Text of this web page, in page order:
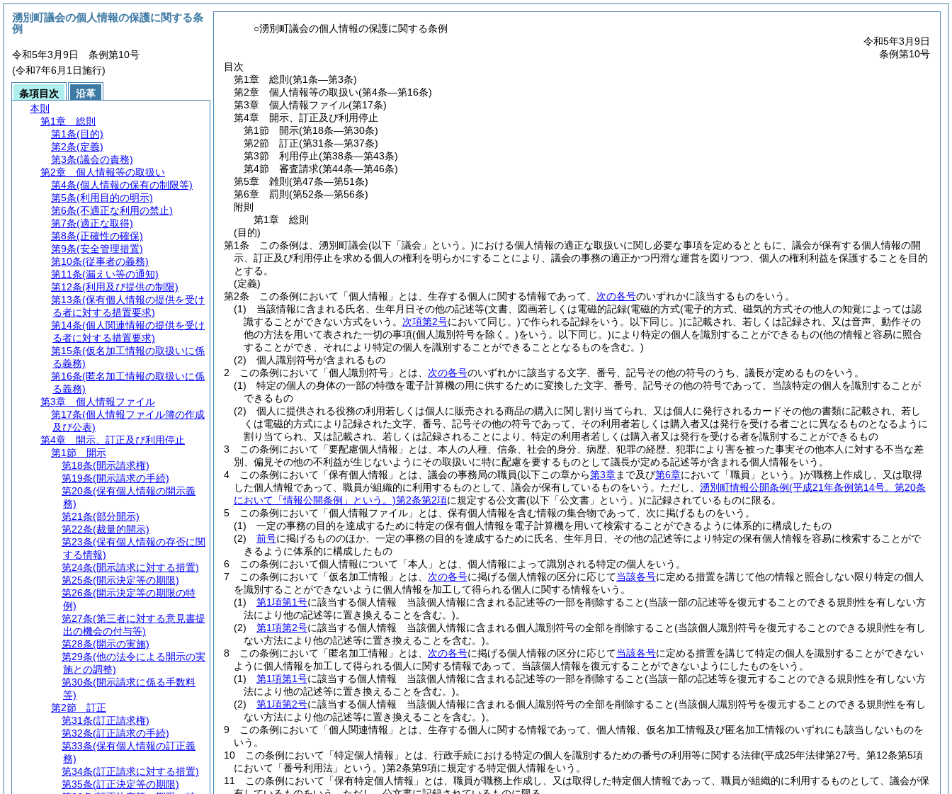
○湧別町議会の個人情報の保護に関する条例
令和5年3月9日
条例第10号
目次
第1章
総則 (第1条―第3条)
第2章
個人情報等の取扱い(第4条―第16条)
第3章
個人情報ファイル(第17条)
第4章
開示、訂正及び利用停止
第1節
開示(第18条―第30条)
第2節
訂正(第31条―第37条)
第3節
利用停止(第38条―第43条)
第4節
審査請求(第44条―第46条)
第5章
雑則 (第47条―第51条)
第6章
罰則 (第52条―第56条)
附則
第1章
総則
(目的)
第1条
この条例は、湧別町議会(以下「議会」という。)における個人情報の適正な取扱いに関し必要な事項を定めるとともに、議会が保有する個人情報の開
示、訂正及び利用停止を求める個人の権利を明らかにすることにより、議会の事務の適正かつ円滑な運営を図りつつ、個人の権利利益を保護することを目的
とする。
(定義)
第2条
この条例において「個人情報」とは、生存する個人に関する情報であって、 次の各号のいずれかに該当するものをいう。
(1)
当該情報に含まれる氏名、生年月日その他の記述等(文書、図画若しくは電磁的記録(電磁的方式(電子的方式、磁気的方式その他人の知覚によっては認
識することができない方式をいう。 次項第2号において同じ。)で作られる記録をいう。以下同じ。)に記載され、若しくは記録され、又は音声、動作その
他の方法を用いて表された一切の事項(個人識別符号を除く。)をいう。以下同じ。)により特定の個人を識別することができるもの(他の情報と容易に照合
することができ、それにより特定の個人を識別することができることとなるものを含む。)
(2)
個人識別符号が含まれるもの
2
この条例において「個人識別符号」とは、 次の各号のいずれかに該当する文字、番号、記号その他の符号のうち、議長が定めるものをいう。
(1)
特定の個人の身体の一部の特徴を電子計算機の用に供するために変換した文字、番号、記号その他の符号であって、当該特定の個人を識別することが
できるもの
(2)
個人に提供される役務の利用若しくは個人に販売される商品の購入に関し割り当てられ、又は個人に発行されるカードその他の書類に記載され、若し
くは電磁的方式により記録された文字、番号、記号その他の符号であって、その利用者若しくは購入者又は発行を受ける者ごとに異なるものとなるように
割り当てられ、又は記載され、若しくは記録されることにより、特定の利用者若しくは購入者又は発行を受ける者を識別することができるもの
3
この条例において「要配慮個人情報」とは、本人の人種、信条、社会的身分、病歴、犯罪の経歴、犯罪により害を被った事実その他本人に対する不当な差
別、偏見その他の不利益が生じないようにその取扱いに特に配慮を要するものとして議長が定める記述等が含まれる個人情報をいう。
4
この条例において「保有個人情報」とは、議会の事務局の職員(以下この章から第3章まで及び第6章において「職員」という。)が職務上作成し、又は取得
した個人情報であって、職員が組織的に利用するものとして、議会が保有しているものをいう。 ただし、 湧別町情報公開条例(平成21年条例第14号。第20条
において「情報公開条例」という。)第2条第2項に規定する公文書(以下「公文書」という。)に記録されているものに限る。
5
この条例において「個人情報ファイル」とは、保有個人情報を含む情報の集合物であって、次に掲げるものをいう。
(1)
一定の事務の目的を達成するために特定の保有個人情報を電子計算機を用いて検索することができるように体系的に構成したもの
(2)
前号に掲げるもののほか、一定の事務の目的を達成するために氏名、生年月日、その他の記述等により特定の保有個人情報を容易に検索することがで
きるように体系的に構成したもの
6
この条例において個人情報について「本人」とは、個人情報によって識別される特定の個人をいう。
7
この条例において「仮名加工情報」とは、 次の各号に掲げる個人情報の区分に応じて当該各号に定める措置を講じて他の情報と照合しない限り特定の個人
を識別することができないように個人情報を加工して得られる個人に関する情報をいう。
(1)
第1項第1号に該当する個人情報 当該個人情報に含まれる記述等の一部を削除すること(当該一部の記述等を復元することのできる規則性を有しない方
法により他の記述等に置き換えることを含む。)。
(2)
第1項第2号に該当する個人情報 当該個人情報に含まれる個人識別符号の全部を削除すること(当該個人識別符号を復元することのできる規則性を有し
ない方法により他の記述等に置き換えることを含む。)。
8
この条例において「匿名加工情報」とは、 次の各号に掲げる個人情報の区分に応じて当該各号に定める措置を講じて特定の個人を識別することができない
ように個人情報を加工して得られる個人に関する情報であって、当該個人情報を復元することができないようにしたものをいう。
(1)
第1項第1号に該当する個人情報 当該個人情報に含まれる記述等の一部を削除すること(当該一部の記述等を復元することのできる規則性を有しない方
法により他の記述等に置き換えることを含む。)。
(2)
第1項第2号に該当する個人情報 当該個人情報に含まれる個人識別符号の全部を削除すること(当該個人識別符号を復元することのできる規則性を有し
ない方法により他の記述等に置き換えることを含む。)。
9
この条例において「個人関連情報」とは、生存する個人に関する情報であって、個人情報、仮名加工情報及び匿名加工情報のいずれにも該当しないものを
いう。
10
この条例において「特定個人情報」とは、行政手続における特定の個人を識別するための番号の利用等に関する法律(平成25年法律第27号。第12条第5項
において「番号利用法」という。)第2条第9項に規定する特定個人情報をいう。
11
この条例において「保有特定個人情報」とは、職員が職務上作成し、又は取得した特定個人情報であって、職員が組織的に利用するものとして、議会が保
湧別町議会の個人情報の保護に関する条
例
令和5年3月9日 条例第10号
(令和7年6月1日施行)
条項目次
沿革
本則
第1章
総則
第1条(目的)
第2条(定義)
第3条(議会の責務)
第2章
個人情報等の取扱い
第4条(個人情報の保有の制限等)
第5条(利用目的の明示)
第6条(不適正な利用の禁止)
第7条(適正な取得)
第8条(正確性の確保)
第9条(安全管理措置)
第10条(従事者の義務)
第11条(漏えい等の通知)
第12条(利用及び提供の制限)
第13条(保有個人情報の提供を受け
る者に対する措置要求)
第14条(個人関連情報の提供を受け
る者に対する措置要求)
第15条(仮名加工情報の取扱いに係
る義務)
第16条(匿名加工情報の取扱いに係
る義務)
第3章
個人情報ファイル
第17条(個人情報ファイル簿の作成
及び公表)
第4章
開示、訂正及び利用停止
第1節
開示
第18条(開示請求権)
第19条(開示請求の手続)
第20条(保有個人情報の開示義
務)
第21条(部分開示)
第22条(裁量的開示)
第23条(保有個人情報の存否に関
する情報)
第24条(開示請求に対する措置)
第25条(開示決定等の期限)
第26条(開示決定等の期限の特
例)
第27条(第三者に対する意見書提
出の機会の付与等)
第28条(開示の実施)
第29条(他の法令による開示の実
施との調整)
第30条(開示請求に係る手数料
等)
第2節
訂正
第31条(訂正請求権)
第32条(訂正請求の手続)
第33条(保有個人情報の訂正義
務)
第34条(訂正請求に対する措置)
第35条(訂正決定等の期限)